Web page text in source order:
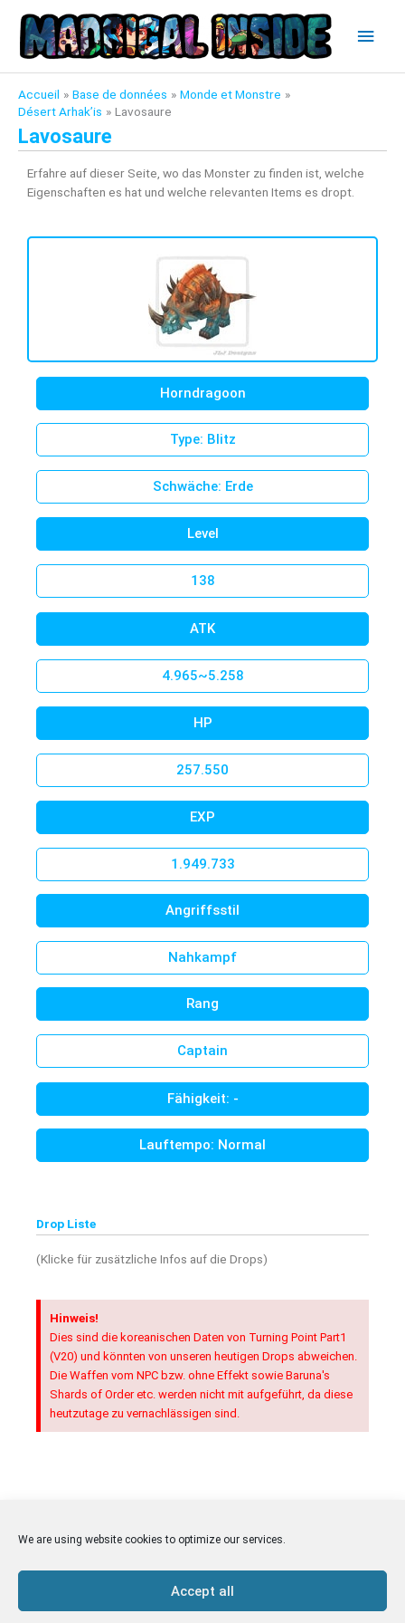
We are using website cookies to optimize our services.
Accept all
contenu
Accueil Base de données
Monde et Monstre
Désert Arhak’is
Lavosaure
Lavosaure
Erfahre auf dieser Seite, wo das Monster zu finden ist, welche
Eigenschaften es hat und welche relevanten Items es dropt.
Horndragoon
Type: Blitz
Schwäche: Erde
Level
138
ATK
4.965~5.258
HP
257.550
EXP
1.949.733
Angriffsstil
Nahkampf
Rang
Captain
Fähigkeit: -
Lauftempo: Normal
Drop Liste
(Klicke für zusätzliche Infos auf die Drops)
Hinweis!
Dies sind die koreanischen Daten von Turning Point Part1
(V20) und könnten von unseren heutigen Drops abweichen.
Die Waffen vom NPC bzw. ohne Effekt sowie Baruna's
Shards of Order etc. werden nicht mit aufgeführt, da diese
heutzutage zu vernachlässigen sind.
Madrigal Inside
We switched to Flyff Universe
Welcome to madrigalinside.com, our Flyff Universe Wiki.
is the multiplatform version of Flyff PC.
Developed by a French
startup made of passionate Flyff
players
in collaboration with
. Join the huge player
base in a regularly updated Flyff version.
Over there we have ‘Game Data Info’ directly from the
official API and many manually created Guides.
Go to Madrigal Inside - Flyff Universe Wiki